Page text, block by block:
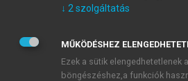
Kérek értesítést az Akadémiai Kiadó
Adatkezelési tájékoztatóban
veszem és elfogadom.
Általános vásárlási feltételeket,
↓ 2 szolgáltatás
MŰKÖDÉSHEZ
Ezek a sütik elengedhetetlenek
böngészéshez,a funkciók